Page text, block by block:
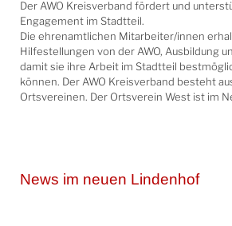
Der AWO Kreisverband fördert und
Engagement im Stadtteil.
Die ehrenamtlichen Mitarbeiter/innen
Hilfestellungen von der AWO, Ausbildung
damit sie ihre Arbeit im Stadtteil
können. Der AWO Kreisverband besteht
Ortsvereinen. Der Ortsverein West ist im
News im neuen Lindenhof